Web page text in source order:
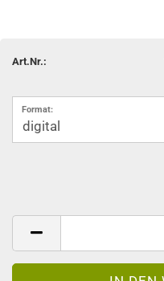
Art.Nr.:
Format: